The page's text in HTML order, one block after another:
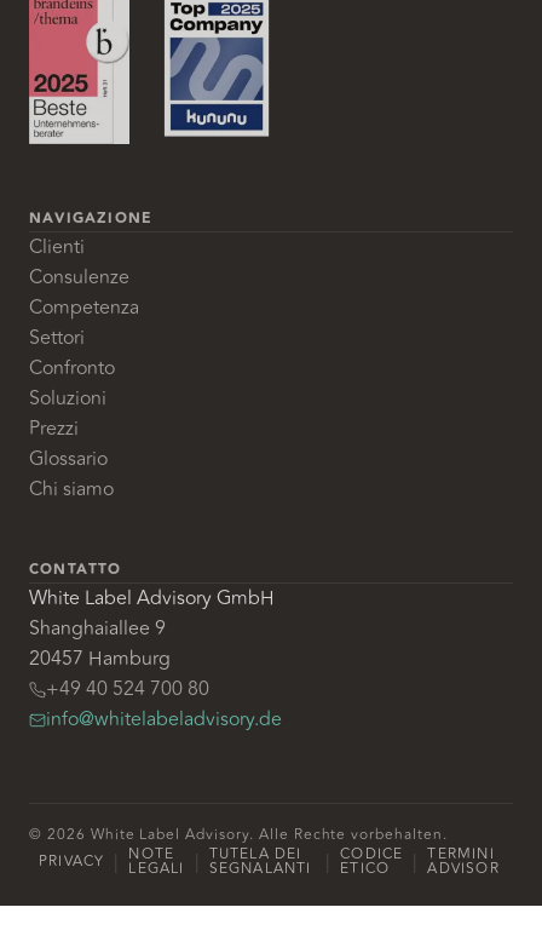
NAVIGAZIONE
Clienti
Consulenze
Competenza
Settori
Confronto
Soluzioni
Prezzi
Glossario
Chi siamo
CONTATTO
White Label Advisory GmbH
Shanghaiallee 9
20457 Hamburg
+49 40 524 700 80
info@whitelabeladvisory.de
© 2026 White Label Advisory. Alle Rechte vorbehalten.
PRIVACY
NOTE
LEGALI
TUTELA DEI
SEGNALANTI
CODICE
ETICO
TERMINI
ADVISOR